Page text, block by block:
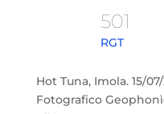
501
RGT
Hot Tuna, Imola. 15/
Fotografico